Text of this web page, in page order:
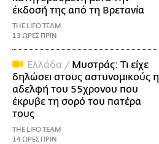
έκδοσή της από τη Βρετανία
THE LIFO TEAM
13 ΩΡΕΣ ΠΡΙΝ
Ελλάδα / Μυστράς: Τι είχε
δηλώσει στους αστυνομικούς η
αδελφή του 55χρονου που
έκρυβε τη σορό του πατέρα
τους
THE LIFO TEAM
14 ΩΡΕΣ ΠΡΙΝ